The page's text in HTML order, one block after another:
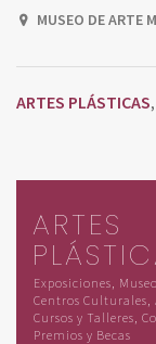
MUSEO DE ARTE
ARTES PLÁSTICAS,
ARTES
Exposiciones,
Centros Culturales,
Cursos y Talleres,
Premios y Becas